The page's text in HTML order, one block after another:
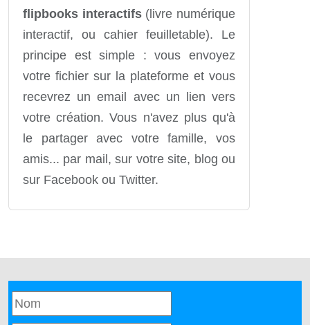
flipbooks interactifs(livre numérique
interactif, ou cahier feuilletable). Le
principe est simple : vous envoyez
votre fichier sur la plateforme et vous
recevrez un email avec un lien vers
votre création. Vous n'avez plus qu'à
le partager avec votre famille, vos
amis... par mail, sur votre site, blog ou
sur Facebook ou Twitter.